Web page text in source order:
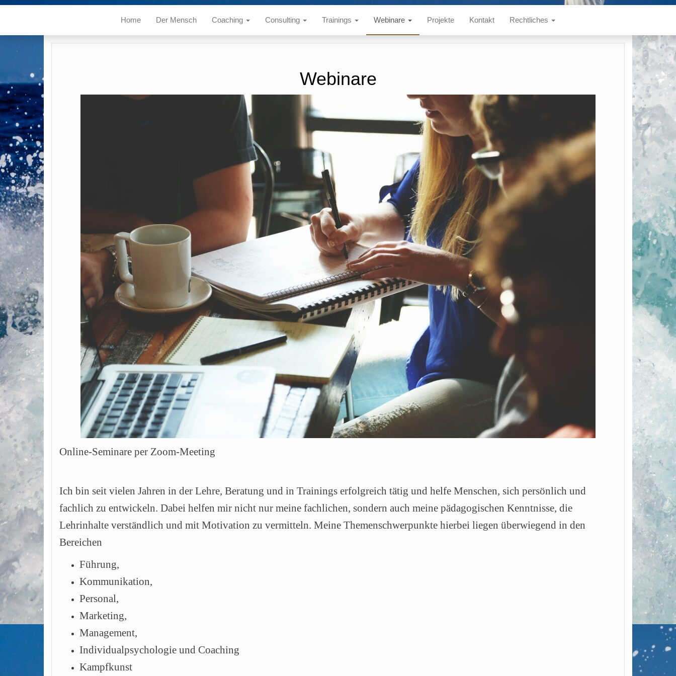
Home Der Mensch Coaching Consulting Trainings Webinare Projekte Kontakt Rechtliches
Webinare
Online-Seminare per Zoom-Meeting
Ich bin seit vielen Jahren in der Lehre, Beratung und in Trainings erfolgreich tätig und helfe Menschen, sich persönlich und
fachlich zu entwickeln. Dabei helfen mir nicht nur meine fachlichen, sondern auch meine pädagogischen Kenntnisse, die
Lehrinhalte verständlich und mit Motivation zu vermitteln. Meine Themenschwerpunkte hierbei liegen überwiegend in den
Bereichen
Führung,
Kommunikation,
Personal,
Marketing,
Management,
Individualpsychologie und Coaching
Kampfkunst